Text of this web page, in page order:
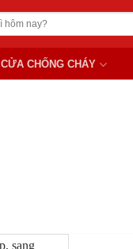
CỬA CHỐNG CHÁY